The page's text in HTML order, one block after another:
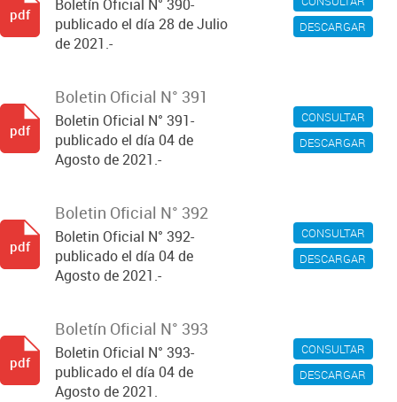
DESCARGAR
Boletín Oficial N° 390-
publicado el día 28 de Julio
de 2021.-
pdf
CONSULTAR
DESCARGAR
Boletin Oficial N° 391
Boletin Oficial N° 391-
publicado el día 04 de
Agosto de 2021.-
pdf
CONSULTAR
DESCARGAR
Boletin Oficial N° 392
Boletin Oficial N° 392-
publicado el día 04 de
Agosto de 2021.-
pdf
CONSULTAR
DESCARGAR
Boletín Oficial N° 393
Boletin Oficial N° 393-
publicado el día 04 de
Agosto de 2021.
pdf